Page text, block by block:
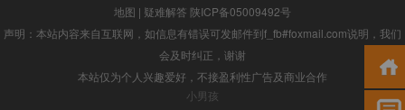
地图 | 疑难解答 陕ICP备05009492号
声明：本站内容来自互联网，如信息有错误可发邮件到f_fb#foxmail.com说明，我们
会及时纠正，谢谢
本站仅为个人兴趣爱好，不接盈利性广告及商业合作
小男孩